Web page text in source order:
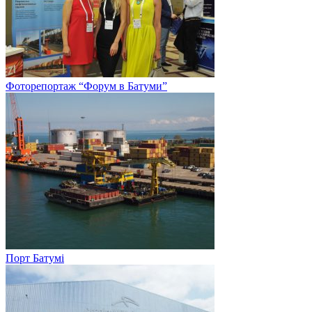
Фоторепортаж “Форум в Батуми”
Порт Батумі